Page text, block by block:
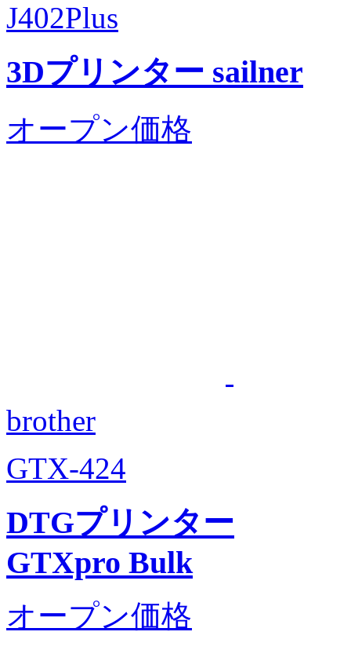
J402Plus
3Dプリンター sailner
オープン価格
brother
GTX-424
DTGプリンター
GTXpro Bulk
オープン価格